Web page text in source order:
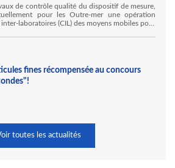
de contrôle qualité du dispositif de mesure,
pour les Outre-mer une opération
laboratoires (CIL) des moyens mobiles pour
fines récompensée au concours
toutes les actualités